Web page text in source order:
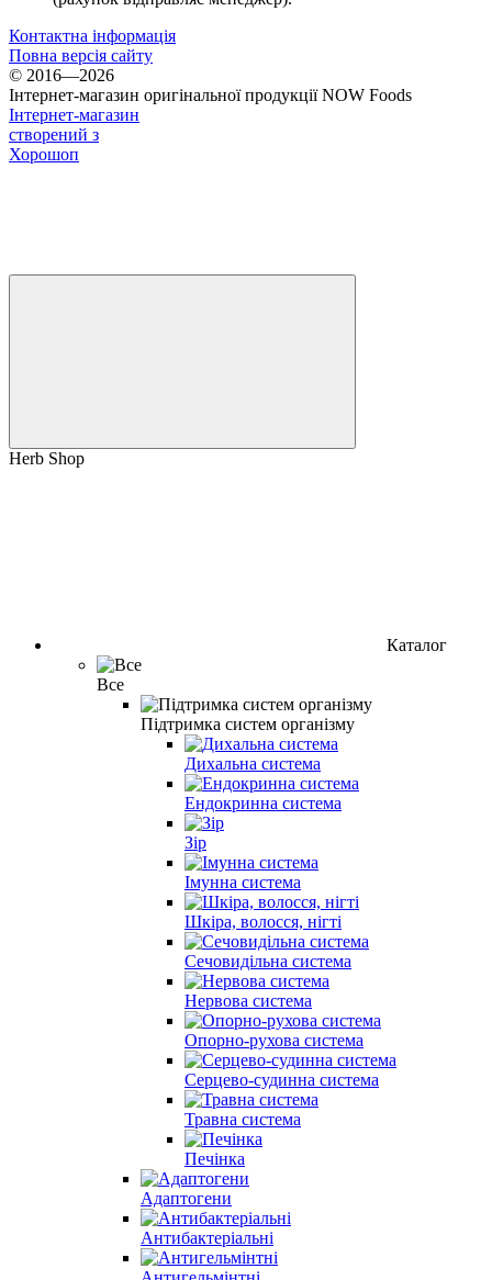
Контактна інформація
Повна версія сайту
© 2016—2026
Інтернет-магазин оригінальної продукції NOW Foods
Інтернет-магазин
створений з
Хорошоп
Herb Shop
Каталог
Все
Підтримка систем організму
Дихальна система
Ендокринна система
Зір
Імунна система
Шкіра, волосся, нігті
Сечовидільна система
Нервова система
Опорно-рухова система
Серцево-судинна система
Травна система
Печінка
Адаптогени
Антибактеріальні